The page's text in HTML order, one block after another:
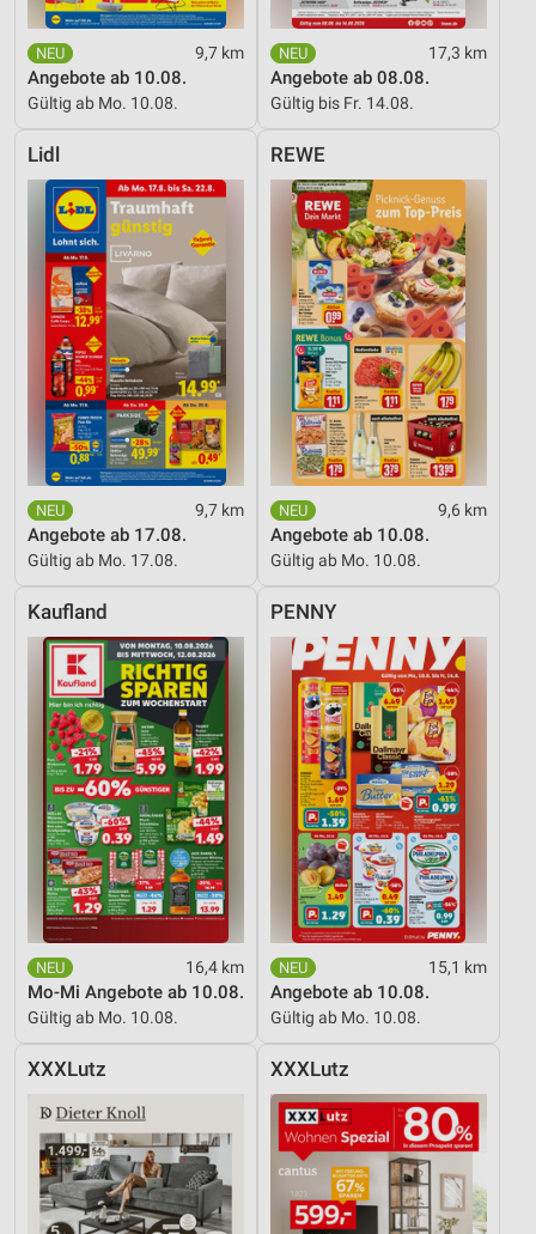
9,7 km
Angebote ab 10.08.
Gültig ab Mo. 10.08.
17,3 km
Angebote ab 08.08.
Gültig bis Fr. 14.08.
Lidl
9,7 km
Angebote ab 17.08.
Gültig ab Mo. 17.08.
REWE
9,6 km
Angebote ab 10.08.
Gültig ab Mo. 10.08.
Kaufland
16,4 km
Mo-Mi Angebote ab 10.08.
Gültig ab Mo. 10.08.
PENNY
15,1 km
Angebote ab 10.08.
Gültig ab Mo. 10.08.
XXXLutz XXXLutz